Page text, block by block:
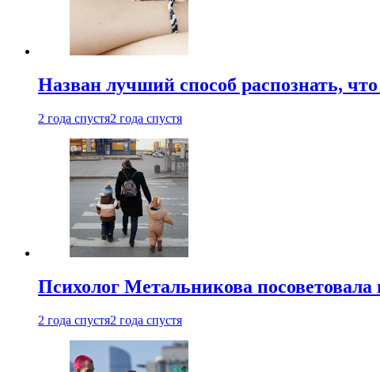
Назван лучший способ распознать,
2 года спустя2 года спустя
Психолог Метальникова
2 года спустя2 года спустя